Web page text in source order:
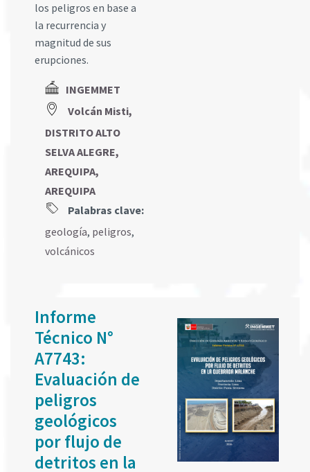
los peligros en base a
la recurrencia y
magnitud de sus
erupciones.
INGEMMET
Volcán Misti,
DISTRITO ALTO
SELVA ALEGRE,
AREQUIPA,
AREQUIPA
Palabras clave:
geología, peligros,
volcánicos
Informe
Técnico N°
A7743:
Evaluación de
peligros
geológicos
por flujo de
detritos en la